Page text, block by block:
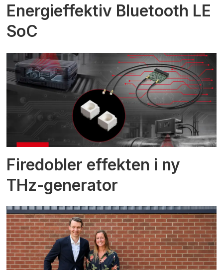
Energieffektiv Bluetooth LE
SoC
Firedobler effekten i ny
THz-generator